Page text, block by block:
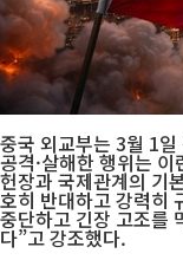
중국 외교부는 3월 1
공격·살해한 행위는
헌장과 국제관계의 기
호히 반대하고 강력히
중단하고 긴장 고조를
다”고 강조했다.